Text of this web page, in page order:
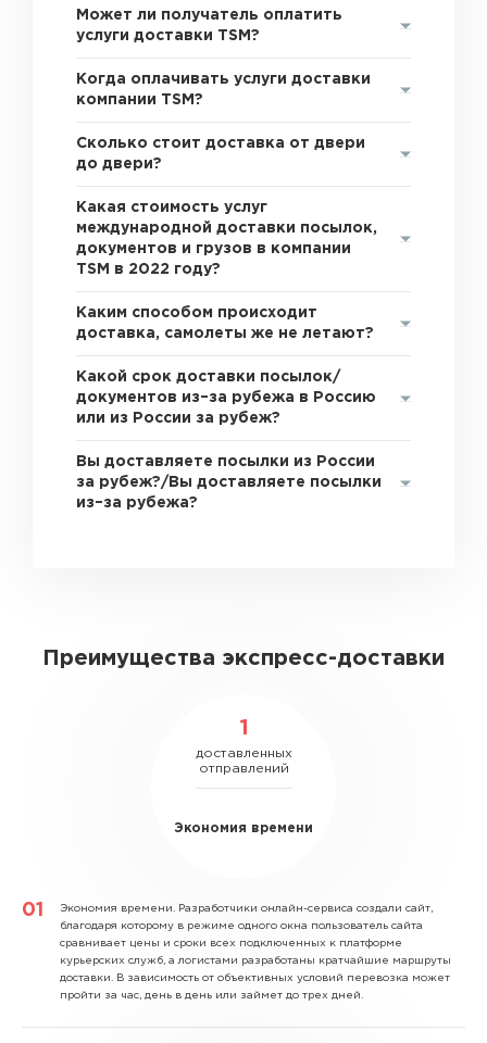
Может ли получатель оплатить
услуги доставки TSM?
Когда оплачивать услуги доставки
компании TSM?
Сколько стоит доставка от двери
до двери?
Какая стоимость услуг
международной доставки посылок,
документов и грузов в компании
TSM в 2022 году?
Каким способом происходит
доставка, самолеты же не летают?
Какой срок доставки посылок/
документов из–за рубежа в Россию
или из России за рубеж?
Вы доставляете посылки из России
за рубеж?/Вы доставляете посылки
из–за рубежа?
Преимущества экспресс-доставки
1
доставленных
отправлений
Экономия времени
Экономия времени. Разработчики онлайн-сервиса создали сайт,
благодаря которому в режиме одного окна пользователь сайта
сравнивает цены и сроки всех подключенных к платформе
курьерских служб, а логистами разработаны кратчайшие маршруты
доставки. В зависимость от объективных условий перевозка может
пройти за час, день в день или займет до трех дней.